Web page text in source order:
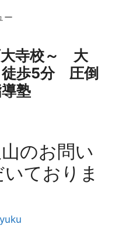
ー
大寺校～ 大
徒歩5分 圧倒
塾
山のお問い
ておりま